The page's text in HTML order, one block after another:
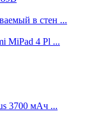
в стен ...
MiPad 4 Pl ...
3700 мАч ...